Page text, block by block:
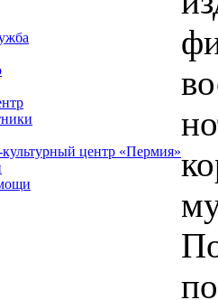
центр «Пермия»